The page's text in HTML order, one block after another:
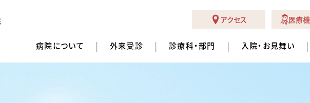
アクセス 医療
病院について 外来受診 診療科・部門 入院・お見舞い